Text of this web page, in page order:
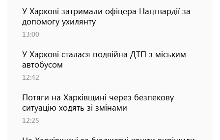
У Харкові затримали офіцера Нацгвардії за
допомогу ухилянту
13:00
У Харкові сталася подвійна ДТП з міським
автобусом
12:42
Потяги на Харківщині через безпекову
ситуацію ходять зі змінами
12:25